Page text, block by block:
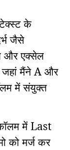
के
जैसे
और एक्सेल
जहां मैंने A और
में संयुक्त
में Last
को मर्ज कर